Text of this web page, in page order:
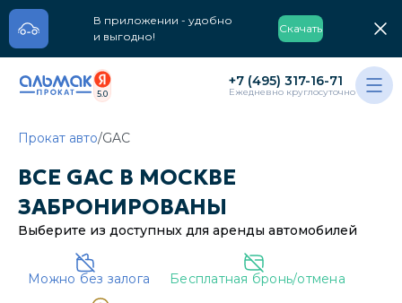
В приложении - удобно
и выгодно!
Скачать
5.0
+7 (495) 317-16-71
Ежедневно круглосуточно
Прокат авто/GAC
ВСЕ GAC В МОСКВЕ
ЗАБРОНИРОВАНЫ
Выберите из доступных для аренды автомобилей
Можно без залога Бесплатная бронь/отмена